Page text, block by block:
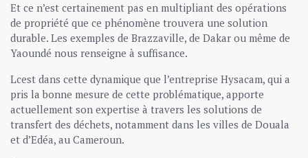
Et ce n’est certainement pas en multipliant des opérations
de propriété que ce phénomène trouvera une solution
durable. Les exemples de Brazzaville, de Dakar ou même de
Yaoundé nous renseigne à suffisance.
Lcest dans cette dynamique que l’entreprise Hysacam, qui a
pris la bonne mesure de cette problématique, apporte
actuellement son expertise à travers les solutions de
transfert des déchets, notamment dans les villes de Douala
et d’Edéa, au Cameroun.